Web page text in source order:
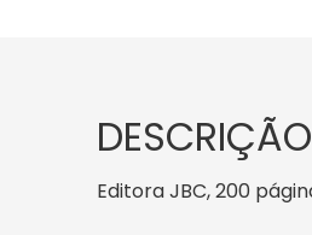
Editora JBC, 200